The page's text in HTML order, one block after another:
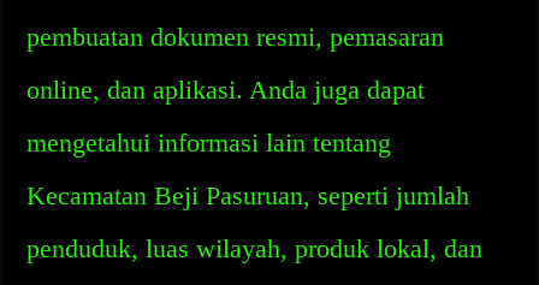
pembuatan dokumen resmi, pemasaran
online, dan aplikasi. Anda juga dapat
mengetahui informasi lain tentang
Kecamatan Beji Pasuruan, seperti jumlah
penduduk, luas wilayah, produk lokal, dan